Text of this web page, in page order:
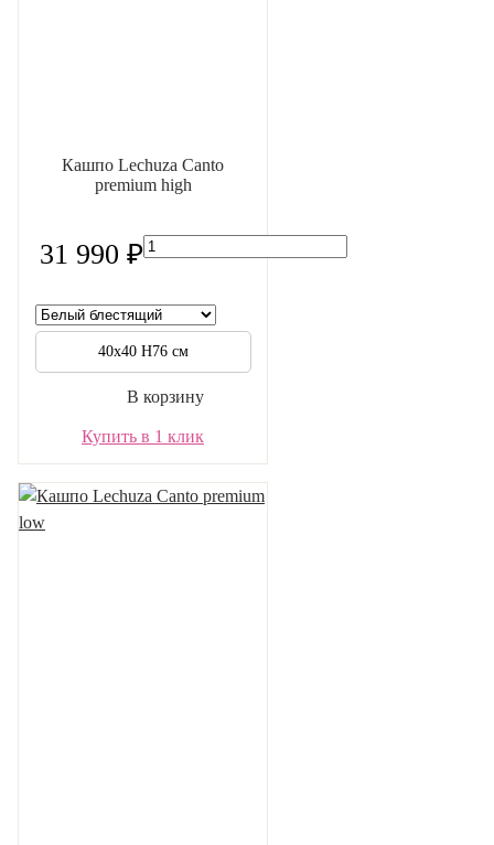
Кашпо Lechuza Canto
premium high
31 990 ₽
40х40 Н76 см
В корзину
Купить в 1 клик